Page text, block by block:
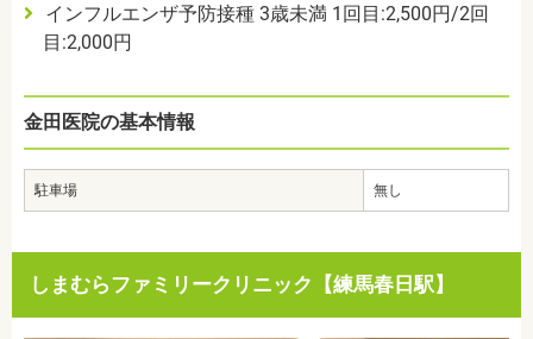
インフルエンザ予防接種 3歳未満 1回目:2,500円/2回
目:2,000円
金田医院の基本情報
駐車場 無し
しまむらファミリークリニック【練馬春日駅】